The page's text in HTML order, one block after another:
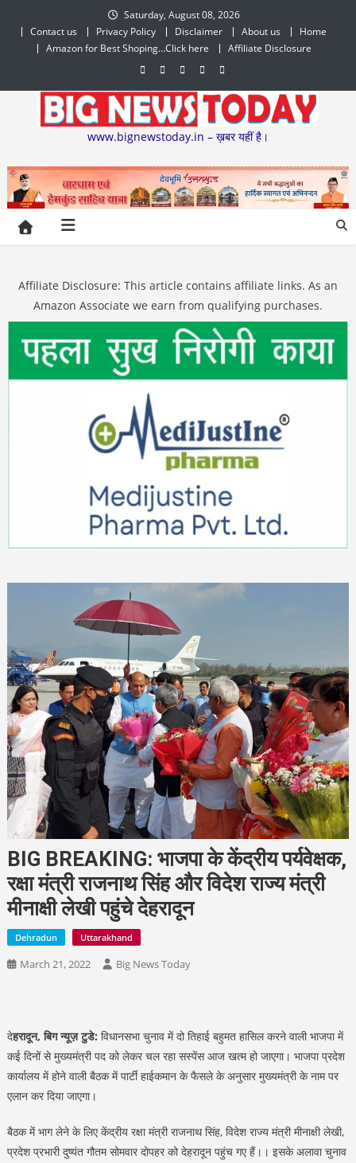
content
Saturday, August 08, 2026
Contact us
Privacy Policy Disclaimer About us
Home
Amazon for Best Shoping…Click here
Affiliate Disclosure
www.bignewstoday.in – ख़बर यहीं है।
Affiliate Disclosure: This article contains affiliate links. As an
Amazon Associate we earn from qualifying purchases.
BIG BREAKING: भाजपा के केंद्रीय पर्यवेक्षक,
रक्षा मंत्री राजनाथ सिंह और विदेश राज्य मंत्री
मीनाक्षी लेखी पहुंचे देहरादून
Dehradun Uttarakhand
March 21, 2022 Big News Today
देहरादून, बिग न्यूज़ टुडे: विधानसभा चुनाव में दो तिहाई बहुमत हासिल करने वाली भाजपा में
कई दिनों से मुख्यमंत्री पद को लेकर चल रहा सस्पेंस आज खत्म हो जाएगा। भाजपा प्रदेश
कार्यालय में होने वाली बैठक में पार्टी हाईकमान के फैसले के अनुसार मुख्यमंत्री के नाम पर
एलान कर दिया जाएगा।
बैठक में भाग लेने के लिए केंद्रीय रक्षा मंत्री राजनाथ सिंह, विदेश राज्य मंत्री मीनाक्षी लेखी,
प्रदेश प्रभारी दुष्यंत गौतम सोमवार दोपहर को देहरादून पहुंच गए हैं।। इसके अलावा चुनाव